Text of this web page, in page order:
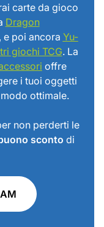
carte da gioco
Dragon
, e poi ancora Yu-
giochi TCG. La
offre
i tuoi oggetti
ottimale.
non perderti le
sconto di